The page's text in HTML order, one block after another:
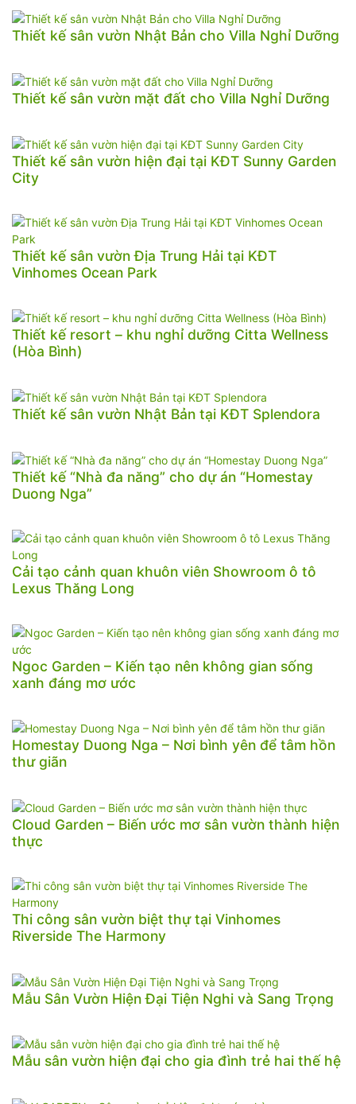
Thiết kế sân vườn Nhật Bản cho Villa Nghỉ Dưỡng
Thiết kế sân vườn mặt đất cho Villa Nghỉ Dưỡng
Thiết kế sân vườn hiện đại tại KĐT Sunny Garden
City
Thiết kế sân vườn Địa Trung Hải tại KĐT
Vinhomes Ocean Park
Thiết kế resort – khu nghỉ dưỡng Citta Wellness
(Hòa Bình)
Thiết kế sân vườn Nhật Bản tại KĐT Splendora
Thiết kế “Nhà đa năng” cho dự án “Homestay
Duong Nga”
Cải tạo cảnh quan khuôn viên Showroom ô tô
Lexus Thăng Long
Ngoc Garden – Kiến tạo nên không gian sống
xanh đáng mơ ước
Homestay Duong Nga – Nơi bình yên để tâm hồn
thư giãn
Cloud Garden – Biến ước mơ sân vườn thành hiện
thực
Thi công sân vườn biệt thự tại Vinhomes
Riverside The Harmony
Mẫu Sân Vườn Hiện Đại Tiện Nghi và Sang Trọng
Mẫu sân vườn hiện đại cho gia đình trẻ hai thế hệ